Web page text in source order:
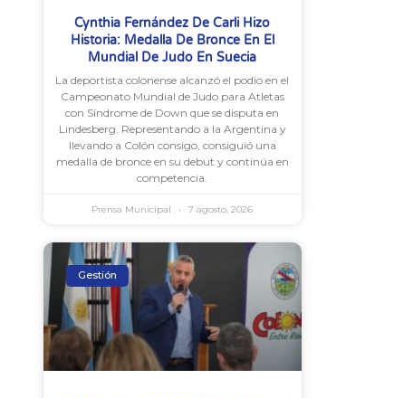
Cynthia Fernández De Carli Hizo
Historia: Medalla De Bronce En El
Mundial De Judo En Suecia
La deportista colonense alcanzó el podio en el
Campeonato Mundial de Judo para Atletas
con Síndrome de Down que se disputa en
Lindesberg. Representando a la Argentina y
llevando a Colón consigo, consiguió una
medalla de bronce en su debut y continúa en
competencia.
Prensa Municipal 7 agosto, 2026
Gestión